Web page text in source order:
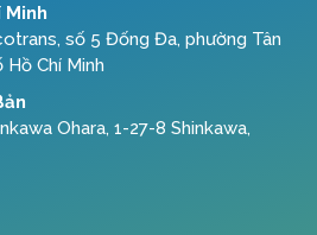
Minh
số 5 Đống Đa, phường Tân
Hồ Chí Minh
Ohara, 1-27-8 Shinkawa,